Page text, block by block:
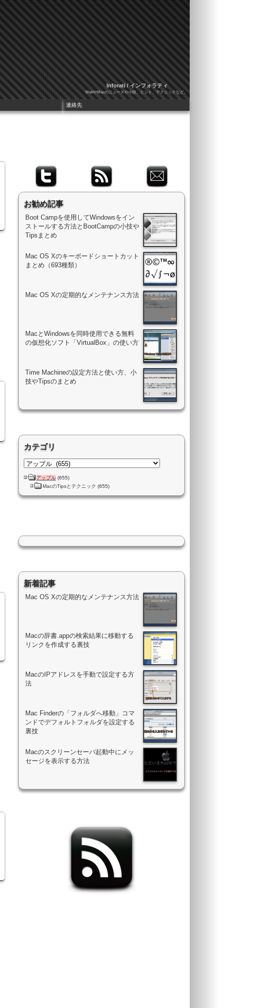
Inforati / インフォラティ
WebやMacのニュースや小技、ヒント、テクニックなど。
お勧め記事
Boot Campを使用してWindowsをイン
ストールする方法とBootCampの小技や
Tipsまとめ
Mac OS Xのキーボードショートカット
まとめ（693種類）
Mac OS Xの定期的なメンテナンス方法
MacとWindowsを同時使用できる無料
の仮想化ソフト「VirtualBox」の使い方
Time Machineの設定方法と使い方、小
技やTipsのまとめ
カテゴリ
アップル (655)
MacのTipsとテクニック (655)
新着記事
Mac OS Xの定期的なメンテナンス方法
Macの辞書.appの検索結果に移動する
リンクを作成する裏技
MacのIPアドレスを手動で設定する方
法
Mac Finderの「フォルダへ移動」コマ
ンドでデフォルトフォルダを設定する
裏技
Macのスクリーンセーバ起動中にメッ
セージを表示する方法
連絡先